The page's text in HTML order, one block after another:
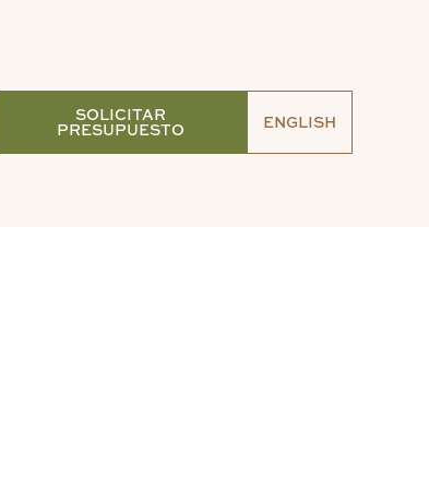
SOLICITAR
PRESUPUESTO ENGLISH